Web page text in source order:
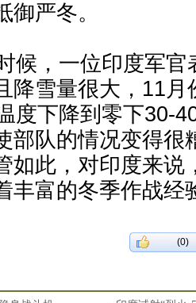
严冬。
，一位印度军官
降雪量很大，11月
度下降到零下30-
部队的情况变得很
如此，对印度来说
丰富的冬季作战经
(0)